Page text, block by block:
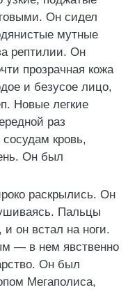
Он сидел
мутные
рептилии. Он
прозрачная кожа
и безусое лицо,
Новые легкие
раз
кровь,
Он был
раскрылись. Он
Пальцы
и он встал на ноги.
— в нем явственно
Он был
Мегаполиса,